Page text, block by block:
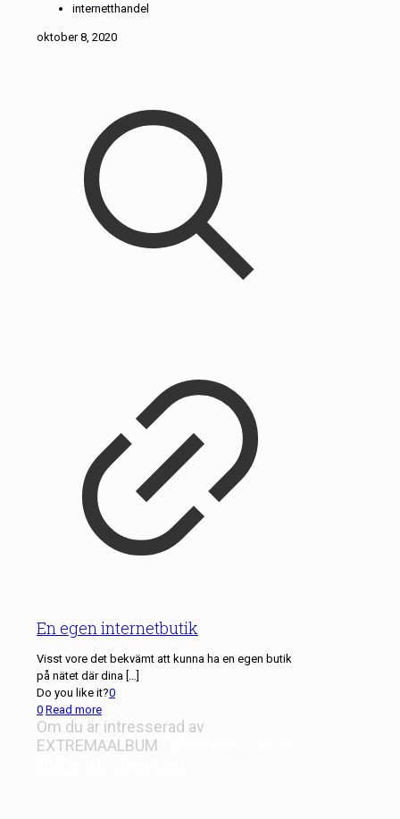
internetthandel
oktober 8, 2020
En egen internetbutik
Visst vore det bekvämt att kunna ha en egen butik
på nätet där dina […]
Do you like it?0
0 Read more
Om du är intresserad av
EXTREMAALBUM